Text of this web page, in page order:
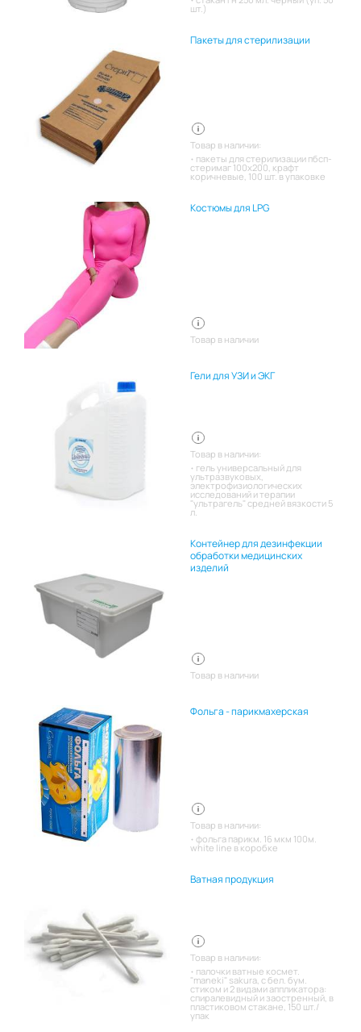
шт.)
Пакеты для стерилизации
Товар в наличии:
пакеты для стерилизации пбсп-
стеримаг 100х200, крафт
коричневые, 100 шт. в упаковке
Костюмы для LPG
Товар в наличии
Гели для УЗИ и ЭКГ
Товар в наличии:
гель универсальный для
ультразвуковых,
электрофизиологических
исследований и терапии
"ультрагель" средней вязкости 5
л.
Контейнер для дезинфекции
обработки медицинских
изделий
Товар в наличии
Фольга - парикмахерская
Товар в наличии:
фольга парикм. 16 мкм 100м.
white line в коробке
Ватная продукция
Товар в наличии:
палочки ватные космет.
"maneki" sakura, с бел. бум.
стиком и 2 видами аппликатора:
спиралевидный и заостренный, в
пластиковом стакане, 150 шт./
упак